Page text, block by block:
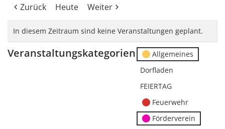
Zurück Heute Weiter
In diesem Zeitraum sind keine Veranstaltungen geplant.
Veranstaltungskategorien
Allgemeines
Dorfladen
FEIERTAG
Feuerwehr
Förderverein